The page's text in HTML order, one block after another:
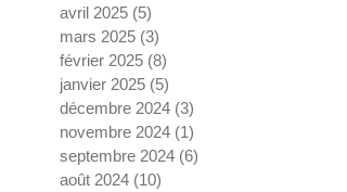
avril 2025 (5)
mars 2025 (3)
février 2025 (8)
janvier 2025 (5)
décembre 2024 (3)
novembre 2024 (1)
septembre 2024 (6)
août 2024 (10)